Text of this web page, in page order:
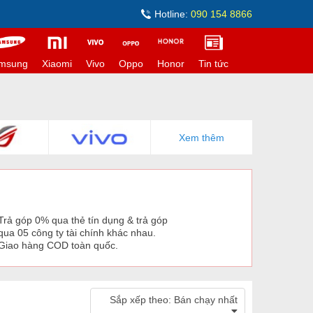
Hotline: 090 154 8866
Xiaomi Vivo Oppo Honor Tin tức
Xem thêm
góp 0% qua thẻ tín dụng & trả góp
05 công ty tài chính khác nhau.
hàng COD toàn quốc.
Sắp xếp theo: Bán chạy nhất